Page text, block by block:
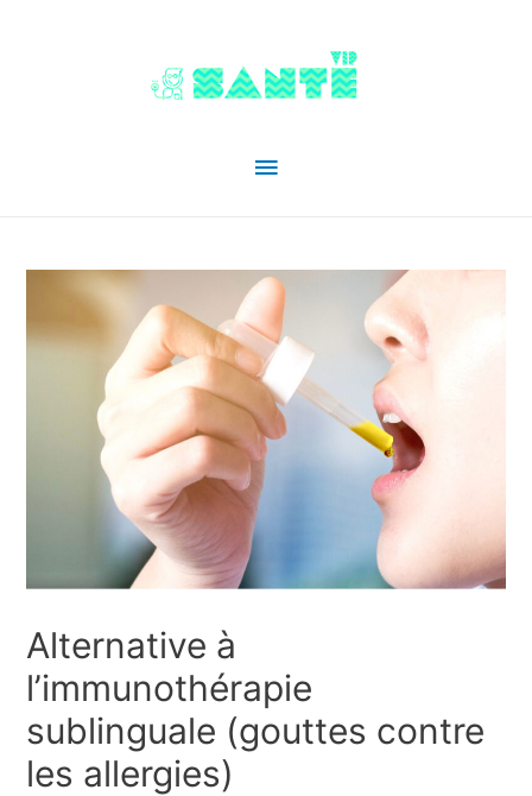
Menu
Alternative à
l’immunothérapie
sublinguale (gouttes contre
les allergies)